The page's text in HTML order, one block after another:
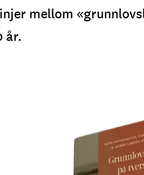
mellom
år.